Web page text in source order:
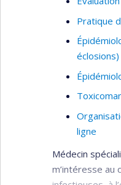
médicale,
Pratique
éclosions)
ligne
Médecin
m’intéresse au